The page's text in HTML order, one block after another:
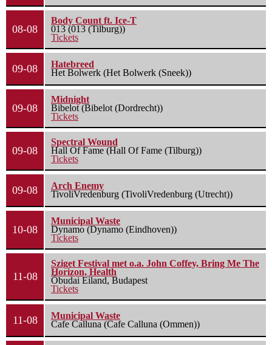
08-08
Body Count ft. Ice-T
013 (013 (Tilburg))
Tickets
09-08
Hatebreed
Het Bolwerk (Het Bolwerk (Sneek))
09-08
Midnight
Bibelot (Bibelot (Dordrecht))
Tickets
09-08
Spectral Wound
Hall Of Fame (Hall Of Fame (Tilburg))
Tickets
09-08
Arch Enemy
TivoliVredenburg (TivoliVredenburg (Utrecht))
10-08
Municipal Waste
Dynamo (Dynamo (Eindhoven))
Tickets
11-08
Sziget Festival met o.a. John Coffey, Bring Me The
Horizon, Health
Óbudai Eiland, Budapest
Tickets
11-08
Municipal Waste
Cafe Calluna (Cafe Calluna (Ommen))